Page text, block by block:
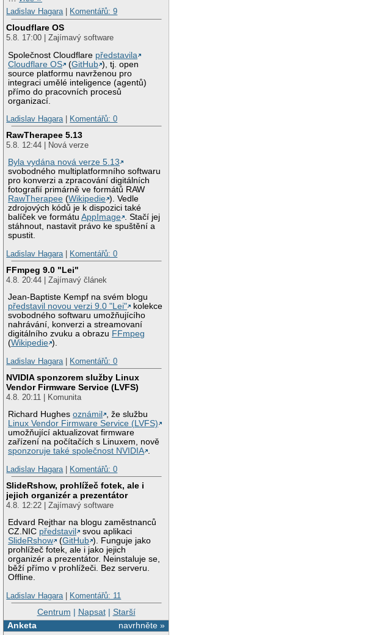
Ladislav Hagara| Komentářů: 9
Cloudflare OS
5.8. 17:00 | Zajímavý software
Společnost Cloudflare představila
Cloudflare OS
(GitHub ), tj. open
source platformu navrženou pro
integraci umělé inteligence (agentů)
přímo do pracovních procesů
organizací.
Ladislav Hagara| Komentářů: 0
RawTherapee 5.13
5.8. 12:44 | Nová verze
Byla vydána nová verze 5.13
svobodného multiplatformního softwaru
pro konverzi a zpracování digitálních
fotografií primárně ve formátů RAW
RawTherapee (Wikipedie ). Vedle
zdrojových kódů je k dispozici také
balíček ve formátuAppImage . Stačí jej
stáhnout, nastavit právo ke spuštění a
spustit.
Ladislav Hagara| Komentářů: 0
FFmpeg 9.0 "Lei"
4.8. 20:44 | Zajímavý článek
Jean-Baptiste Kempf na svém blogu
představil novou verzi 9.0 "Lei"
kolekce
svobodného softwaru umožňujícího
nahrávání, konverzi a streamovaní
digitálního zvuku a obrazu FFmpeg
(Wikipedie ).
Ladislav Hagara| Komentářů: 0
NVIDIA sponzorem služby Linux
Vendor Firmware Service (LVFS)
4.8. 20:11 | Komunita
Richard Hughesoznámil
, že službu
Linux Vendor Firmware Service (LVFS)
umožňující aktualizovat firmware
zařízení na počítačích s Linuxem, nově
sponzoruje také společnost NVIDIA .
Ladislav Hagara| Komentářů: 0
SlideRshow, prohlížeč fotek, ale i
jejich organizér a prezentátor
4.8. 12:22 | Zajímavý software
Edvard Rejthar na blogu zaměstnanců
CZ.NIC představil
svou aplikaci
SlideRshow
(GitHub ). Funguje jako
prohlížeč fotek, ale i jako jejich
organizér a prezentátor. Neinstaluje se,
běží přímo v prohlížeči. Bez serveru.
Offline.
Ladislav Hagara| Komentářů: 11
Centrum | Napsat| Starší
navrhněte »
Anketa